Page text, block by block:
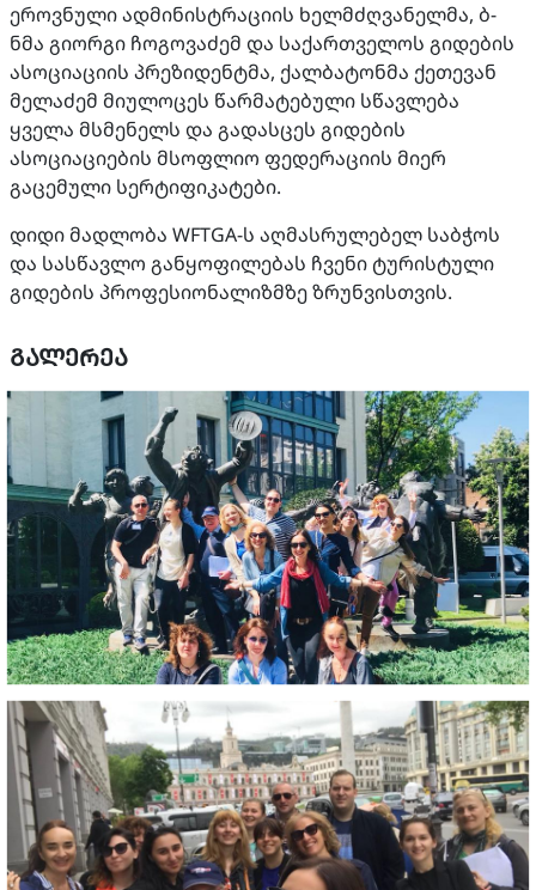
ეროვნული ადმინისტრაციის ხელმძღვანელმა, ბ-
ნმა გიორგი ჩოგოვაძემ და საქართველოს გიდების
ასოციაციის პრეზიდენტმა, ქალბატონმა ქეთევან
მელაძემ მიულოცეს წარმატებული სწავლება
ყველა მსმენელს და გადასცეს გიდების
ასოციაციების მსოფლიო ფედერაციის მიერ
გაცემული სერტიფიკატები.
დიდი მადლობა WFTGA-ს აღმასრულებელ საბჭოს
და სასწავლო განყოფილებას ჩვენი ტურისტული
გიდების პროფესიონალიზმზე ზრუნვისთვის.
ᲒᲐᲚᲔᲠᲔᲐ